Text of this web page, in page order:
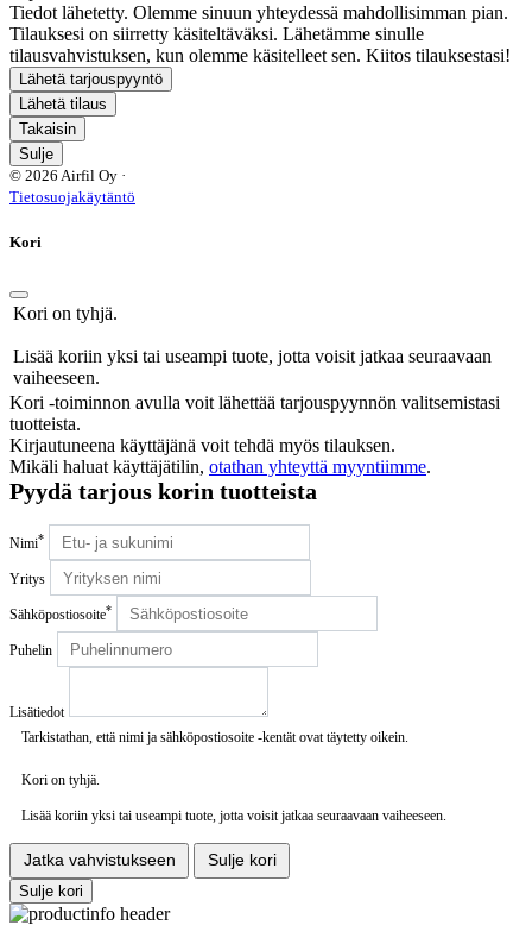
Tiedot lähetetty. Olemme sinuun yhteydessä mahdollisimman pian.
Tilauksesi on siirretty käsiteltäväksi. Lähetämme sinulle
tilausvahvistuksen, kun olemme käsitelleet sen. Kiitos tilauksestasi!
Lähetä tarjouspyyntö
Lähetä tilaus
Takaisin
Sulje
© 2026 Airfil Oy ·
Tietosuojakäytäntö
Kori
Kori on tyhjä.
Lisää koriin yksi tai useampi tuote, jotta voisit jatkaa seuraavaan
vaiheeseen.
Kori -toiminnon avulla voit lähettää tarjouspyynnön valitsemistasi
tuotteista.
Kirjautuneena käyttäjänä voit tehdä myös tilauksen.
Mikäli haluat käyttäjätilin, otathan yhteyttä myyntiimme.
Pyydä tarjous korin tuotteista
Nimi*
Yritys
Sähköpostiosoite*
Puhelin
Lisätiedot
Tarkistathan, että nimi ja sähköpostiosoite -kentät ovat täytetty oikein.
Kori on tyhjä.
Lisää koriin yksi tai useampi tuote, jotta voisit jatkaa seuraavaan vaiheeseen.
Jatka vahvistukseen
Sulje kori
Sulje kori